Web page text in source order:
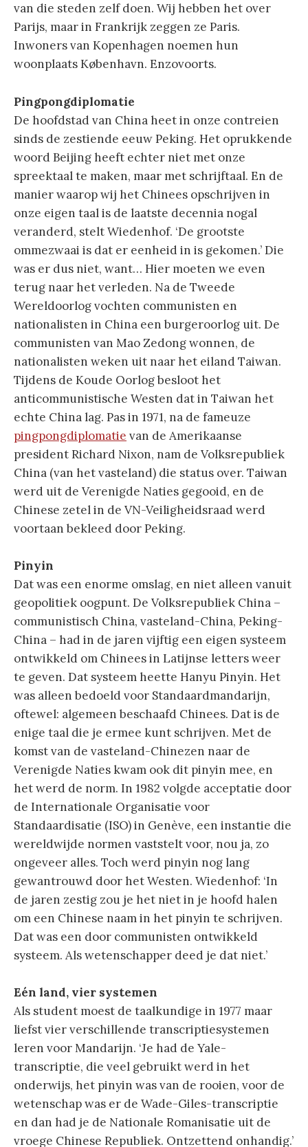
van die steden zelf doen. Wij hebben het over
Parijs, maar in Frankrijk zeggen ze Paris.
Inwoners van Kopenhagen noemen hun
woonplaats København. Enzovoorts.
Pingpongdiplomatie
De hoofdstad van China heet in onze contreien
sinds de zestiende eeuw Peking. Het oprukkende
woord Beijing heeft echter niet met onze
spreektaal te maken, maar met schrijftaal. En de
manier waarop wij het Chinees opschrijven in
onze eigen taal is de laatste decennia nogal
veranderd, stelt Wiedenhof. ‘De grootste
ommezwaai is dat er eenheid in is gekomen.’ Die
was er dus niet, want… Hier moeten we even
terug naar het verleden. Na de Tweede
Wereldoorlog vochten communisten en
nationalisten in China een burgeroorlog uit. De
communisten van Mao Zedong wonnen, de
nationalisten weken uit naar het eiland Taiwan.
Tijdens de Koude Oorlog besloot het
anticommunistische Westen dat in Taiwan het
echte China lag. Pas in 1971, na de fameuze
pingpongdiplomatie van de Amerikaanse
president Richard Nixon, nam de Volksrepubliek
China (van het vasteland) die status over. Taiwan
werd uit de Verenigde Naties gegooid, en de
Chinese zetel in de VN-Veiligheidsraad werd
voortaan bekleed door Peking.
Pinyin
Dat was een enorme omslag, en niet alleen vanuit
geopolitiek oogpunt. De Volksrepubliek China –
communistisch China, vasteland-China, Peking-
China – had in de jaren vijftig een eigen systeem
ontwikkeld om Chinees in Latijnse letters weer
te geven. Dat systeem heette Hanyu Pinyin. Het
was alleen bedoeld voor Standaardmandarijn,
oftewel: algemeen beschaafd Chinees. Dat is de
enige taal die je ermee kunt schrijven. Met de
komst van de vasteland-Chinezen naar de
Verenigde Naties kwam ook dit pinyin mee, en
het werd de norm. In 1982 volgde acceptatie door
de Internationale Organisatie voor
Standaardisatie (ISO) in Genève, een instantie die
wereldwijde normen vaststelt voor, nou ja, zo
ongeveer alles. Toch werd pinyin nog lang
gewantrouwd door het Westen. Wiedenhof: ‘In
de jaren zestig zou je het niet in je hoofd halen
om een Chinese naam in het pinyin te schrijven.
Dat was een door communisten ontwikkeld
systeem. Als wetenschapper deed je dat niet.’
Eén land, vier systemen
Als student moest de taalkundige in 1977 maar
liefst vier verschillende transcriptiesystemen
leren voor Mandarijn. ‘Je had de Yale-
transcriptie, die veel gebruikt werd in het
onderwijs, het pinyin was van de rooien, voor de
wetenschap was er de Wade-Giles-transcriptie
en dan had je de Nationale Romanisatie uit de
vroege Chinese Republiek. Ontzettend onhandig.’